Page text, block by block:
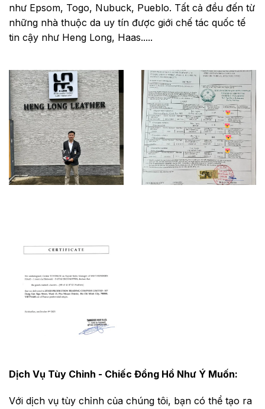
như Epsom, Togo, Nubuck, Pueblo. Tất cả đều đến từ
những nhà thuộc da uy tín được giới chế tác quốc tế
tin cậy như Heng Long, Haas.....
Dịch Vụ Tùy Chỉnh - Chiếc Đồng Hồ Như Ý Muốn:
Với dịch vụ tùy chỉnh của chúng tôi, bạn có thể tạo ra